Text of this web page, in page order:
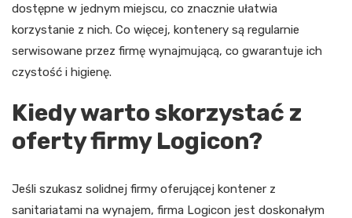
dostępne w jednym miejscu, co znacznie ułatwia
korzystanie z nich. Co więcej, kontenery są regularnie
serwisowane przez firmę wynajmującą, co gwarantuje ich
czystość i higienę.
Kiedy warto skorzystać z
oferty firmy Logicon?
Jeśli szukasz solidnej firmy oferującej kontener z
sanitariatami na wynajem, firma Logicon jest doskonałym